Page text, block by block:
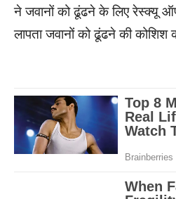
ने जवानों को ढूंढने के लिए रेस्क्यू
लापता जवानों को ढूंढने की कोशिश